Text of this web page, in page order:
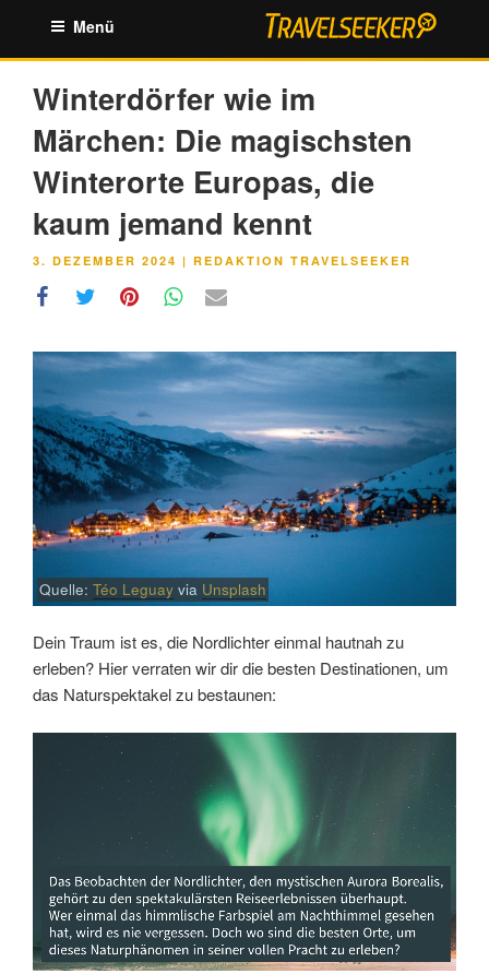
springen
Menü
Winterdörfer wie im
Märchen: Die magischsten
Winterorte Europas, die
kaum jemand kennt
VERÖFFENTLICHT
3. DEZEMBER 2024 | REDAKTION TRAVELSEEKER
Quelle:Téo Leguay via Unsplash
Dein Traum ist es, die Nordlichter einmal hautnah zu
erleben? Hier verraten wir dir die besten Destinationen, um
das Naturspektakel zu bestaunen:
Embed